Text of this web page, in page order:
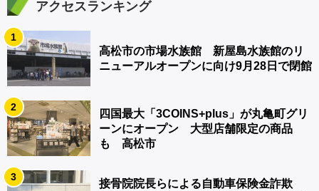
アクセスランキング
1
高松市の市場水族館 新屋島水族館のリ
ニューアルオープンに向け9月28日で閉館
2
四国最大「3COINS+plus」が丸亀町グリ
ーンにオープン 大型店舗限定の商品
も 高松市
3
接骨院院長らによる自動車保険金詐欺